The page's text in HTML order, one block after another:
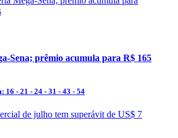
Sena; prêmio acumula para R$ 165
16 - 21 - 24 - 31 - 43 - 54